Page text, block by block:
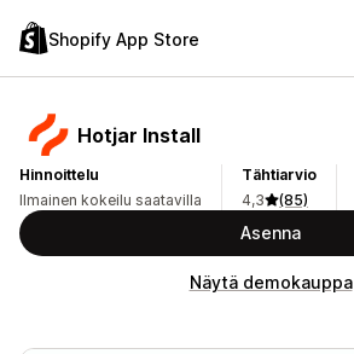
Shopify App Store
Hotjar Install
Hinnoittelu
Ilmainen kokeilu saatavilla
Tähtiarvio
4,3
(85)
Asenna
Näytä demokauppa